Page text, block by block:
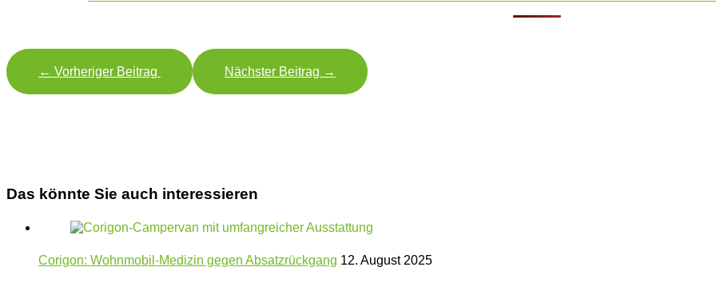
← Vorheriger Beitrag Nächster Beitrag →
Das könnte Sie auch interessieren
Corigon: Wohnmobil-Medizin gegen Absatzrückgang 12. August 2025